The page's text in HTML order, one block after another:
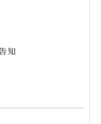
知